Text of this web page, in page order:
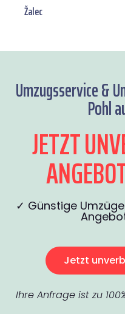
Žalec
Umzugsservice &
Pohl
JETZT
✓ Günstige
Jetzt
Ihre Anfrage ist zu